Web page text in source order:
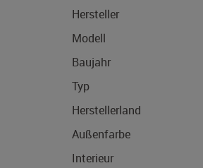
Hersteller
Modell
Baujahr
Typ
Herstellerland
Außenfarbe
Interieur